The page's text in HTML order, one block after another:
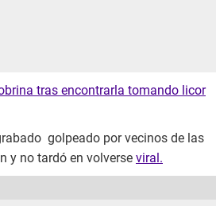
tras encontrarla tomando licor
golpeado por vecinos de las
y no tardó en volverse viral.